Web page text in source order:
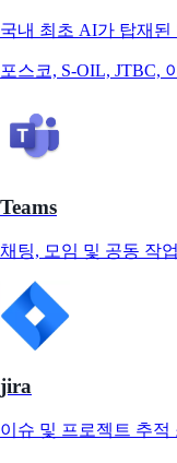
국내 최초 AI가 탑재
포스코, S-OIL, JTBC,
Teams
채팅, 모임 및 공동 작
jira
이슈 및 프로젝트 추적